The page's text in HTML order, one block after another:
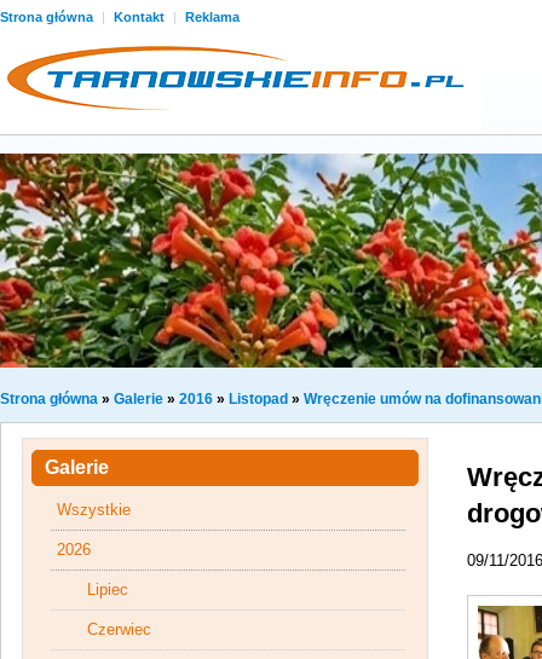
Strona główna | Kontakt | Reklama
Strona główna » Galerie » 2016 » Listopad » Wręczenie umów na
09/11/2016
Galerie
Wszystkie
2026
Lipiec
Czerwiec